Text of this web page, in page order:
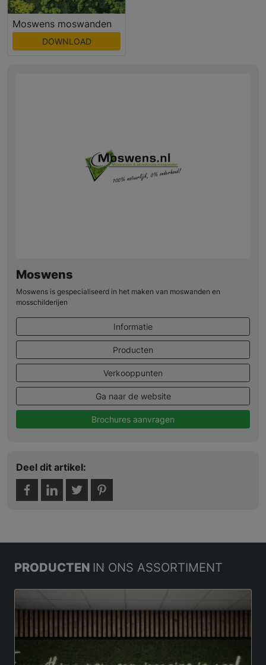
Moswens moswanden
DOWNLOAD
Moswens
Moswens is gespecialiseerd in het maken van moswanden en
mosschilderijen
Informatie
Producten
Verkooppunten
Ga naar de website
Brochures aanvragen
Deel dit artikel:
PRODUCTEN IN ONS ASSORTIMENT